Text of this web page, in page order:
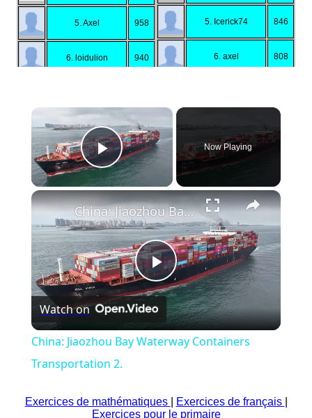
5. Axel 958
6. loidulion 940
8. jojo74 880
9. Isis10 848
10. PATKOUASS 787
5. Icerick74 846
6. axel 808
9. Isis10
10. learns 360
×
Play Video
Now Playing
×
Play
Video
China: Jiaozhou Bay Waterway Containers Transportation 2.
Watch on
China: Jiaozhou Bay Waterway Containers
Transportation 2.
Exercices de mathématiques Exercices de français
Exercices pour le primaire